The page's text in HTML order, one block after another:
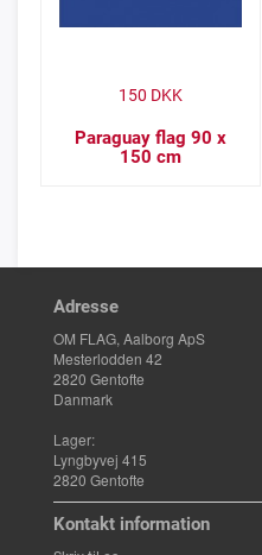
Paraguay flag 90 x
150 cm
150 DKK
Adresse
OM FLAG, Aalborg ApS
Mesterlodden 42
2820 Gentofte
Danmark
Lager:
Lyngbyvej 415
2820 Gentofte
Kontakt information